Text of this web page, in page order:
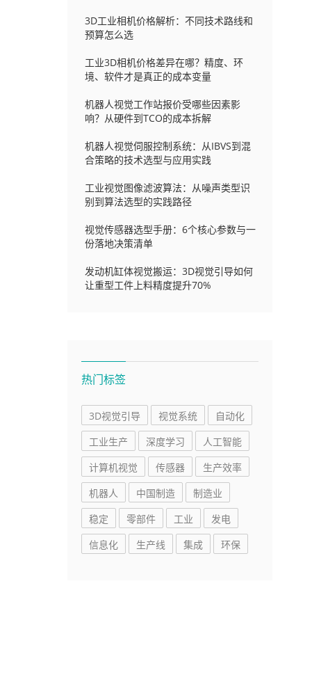
3D工业相机价格解析：不同技术路线和
预算怎么选
工业3D相机价格差异在哪？精度、环
境、软件才是真正的成本变量
机器人视觉工作站报价受哪些因素影
响？从硬件到TCO的成本拆解
机器人视觉伺服控制系统：从IBVS到混
合策略的技术选型与应用实践
工业视觉图像滤波算法：从噪声类型识
别到算法选型的实践路径
视觉传感器选型手册：6个核心参数与一
份落地决策清单
发动机缸体视觉搬运：3D视觉引导如何
让重型工件上料精度提升70%
热门标签
3D视觉引导 视觉系统
自动化
工业生产
深度学习
人工智能
计算机视觉
传感器
生产效率
机器人
中国制造
制造业
稳定
零部件 工业
发电
信息化
生产线 集成 环保